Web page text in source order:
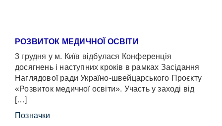
РОЗВИТОК МЕДИЧНОЇ ОСВІТИ
3 грудня у м. Київ відбулася Конференція
досягнень і наступних кроків в рамках Засідання
Наглядової ради Україно-швейцарського Проєкту
«Розвиток медичної освіти». Участь у заході від
[…]
Позначки